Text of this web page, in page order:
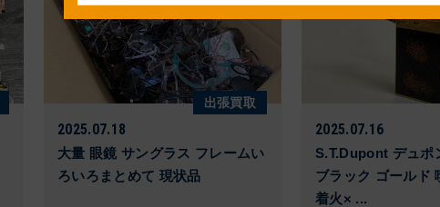
出張買取
2025.07.18
大量 眼鏡 サングラス フレームい
ろいろまとめて 現状品
2025.07.16
S.T.Dupont デュポ
ブラック ゴールド
着火× ...